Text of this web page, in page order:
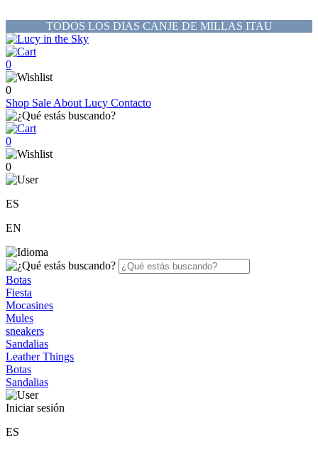
TODOS LOS DIAS CANJE DE MILLAS ITAU
0
0
Shop Sale About Lucy Contacto
0
0
ES
EN
Botas
Fiesta
Mocasines
Mules
sneakers
Sandalias
Leather Things
Botas
Sandalias
Iniciar sesión
ES